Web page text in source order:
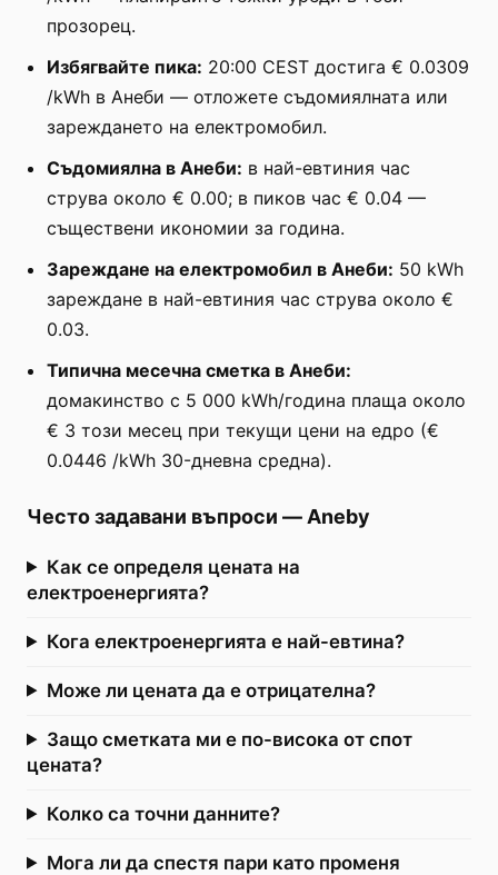
прозорец.
Избягвайте пика: 20:00 CEST достига € 0.0309
/kWh в Анеби — отложете съдомиялната или
зареждането на електромобил.
Съдомиялна в Анеби: в най-евтиния час
струва около € 0.00; в пиков час € 0.04 —
съществени икономии за година.
Зареждане на електромобил в Анеби: 50 kWh
зареждане в най-евтиния час струва около €
0.03.
Типична месечна сметка в Анеби:
домакинство с 5 000 kWh/година плаща около
€ 3 този месец при текущи цени на едро (€
0.0446 /kWh 30-дневна средна).
Често задавани въпроси — Aneby
Как се определя цената на
електроенергията?
Кога електроенергията е най-евтина?
Може ли цената да е отрицателна?
Защо сметката ми е по-висока от спот
цената?
Колко са точни данните?
Мога ли да спестя пари като променя